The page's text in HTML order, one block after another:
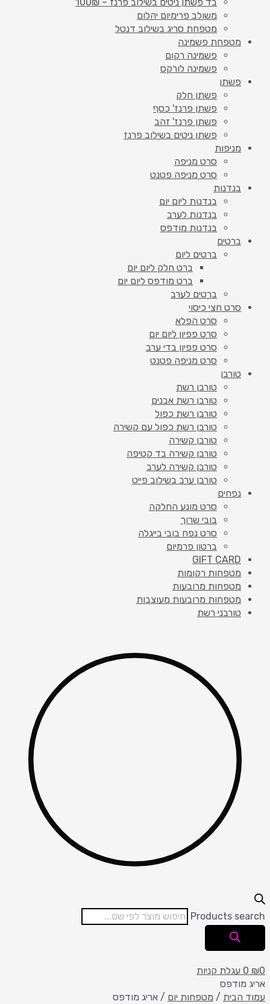
משולב פרימיום יהלום
מטפחת סריג בשילוב דנטל
מטפחת פשמינה
פשמינה רקום
פשמינה לורקס
פשתן
פשתן חלק
פשתן פרנז' כסף
פשתן פרנז' זהב
פשתן ניטים בשילוב פרנז
מניפות
סרט מניפה
סרט מניפה פטנט
בנדנות
בנדנות ליום יום
בנדנות לערב
בנדנות מודפס
ברטים
ברטים ליום
ברט חלק ליום יום
ברט מודפס ליום יום
ברטים לערב
סרט חצי כיסוי
סרט הפלא
סרט פפיון ליום יום
סרט פפיון בדי ערב
סרט מניפה פטנט
טורבן
טורבן רשת
טורבן רשת אבנים
טורבן רשת כפול
טורבן רשת כפול עם קשירה
טורבן קשירה
טורבן קשירה בד קטיפה
טורבן קשירה לערב
טורבן ערב בשילוב פייט
נפחים
סרט מונע החלקה
בובי שרוך
סרט נפח בובי בייגלה
ברטון פרמיום
GIFT CARD
מטפחות רקומות
מטפחות מרובעות
מטפחות מרובעות מעוצבות
טורבני רשת
Products search
₪0
0 עגלת קניות
אריג מודפס
עמוד הבית / מטפחות יום / אריג מודפס